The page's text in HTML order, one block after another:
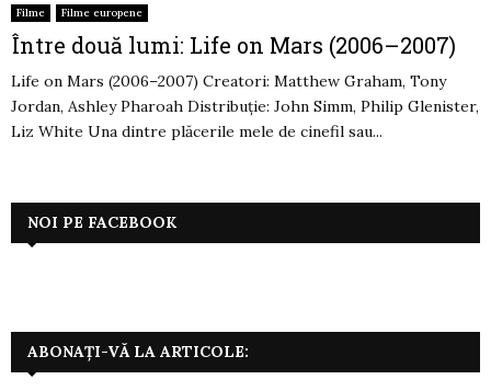
Filme Filme europene
Între două lumi: Life on Mars (2006–2007)
Life on Mars (2006–2007) Creatori: Matthew Graham, Tony
Jordan, Ashley Pharoah Distribuție: John Simm, Philip Glenister,
Liz White Una dintre plăcerile mele de cinefil sau...
NOI PE FACEBOOK
ABONAȚI-VĂ LA ARTICOLE: